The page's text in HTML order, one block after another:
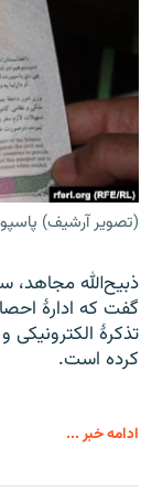
(تصویر آرشیف)
ذبیح‌الله
تذکرهٔ
کرده است.
ادامه خبر ...